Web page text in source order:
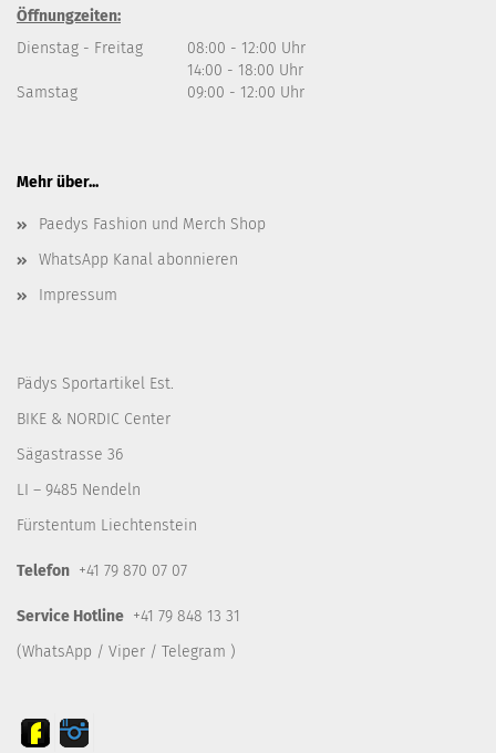
Öffnungzeiten:
Dienstag - Freitag
08:00 - 12:00 Uhr
14:00 - 18:00 Uhr
Samstag
09:00 - 12:00 Uhr
Mehr über...
Paedys Fashion und Merch Shop
WhatsApp Kanal abonnieren
Impressum
Pädys Sportartikel Est.
BIKE & NORDIC Center
Sägastrasse 36
LI – 9485 Nendeln
Fürstentum Liechtenstein
Telefon +41 79 870 07 07
Service Hotline +41 79 848 13 31
(WhatsApp / Viper / Telegram )